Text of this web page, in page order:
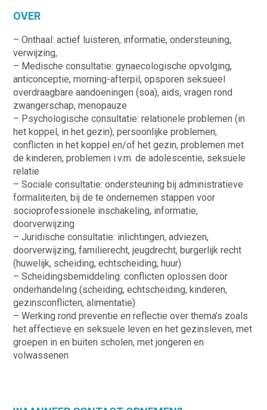
OVER
– Onthaal: actief luisteren, informatie, ondersteuning,
verwijzing,
– Medische consultatie: gynaecologische opvolging,
anticonceptie, morning-afterpil, opsporen seksueel
overdraagbare aandoeningen (soa), aids, vragen rond
zwangerschap, menopauze
– Psychologische consultatie: relationele problemen (in
het koppel, in het gezin), persoonlijke problemen,
conflicten in het koppel en/of het gezin, problemen met
de kinderen, problemen i.v.m. de adolescentie, seksuele
relatie
– Sociale consultatie: ondersteuning bij administratieve
formaliteiten, bij de te ondernemen stappen voor
socioprofessionele inschakeling, informatie,
doorverwijzing
– Juridische consultatie: inlichtingen, adviezen,
doorverwijzing, familierecht, jeugdrecht, burgerlijk recht
(huwelijk, scheiding, echtscheiding, huur)
– Scheidingsbemiddeling: conflicten oplossen door
onderhandeling (scheiding, echtscheiding, kinderen,
gezinsconflicten, alimentatie)
– Werking rond preventie en reflectie over thema’s zoals
het affectieve en seksuele leven en het gezinsleven, met
groepen in en buiten scholen, met jongeren en
volwassenen